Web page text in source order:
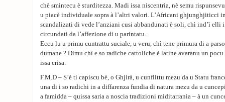
chè smintecu è sturditezza. Madi issa niscentria, nè semu
u piacè individuale sopra à l’altri valori. L’Africani ghjunghjiticci
scandalizati di vede l’anziani cusi abbandunati è soli, chì ind’ì elli
circundati da l’affezione di u parintatu.
Eccu lu u primu cuntrattu suciale, u veru, chì tene primura di a
dumane ? Dimu chì e so radiche cattoliche è latine avaranu un
issa crisa.
F.M.D – S’è ti capiscu bè, o Ghjirà, u cunflittu mezu da u Statu
una di i so radichi in a diffarenza fundia di natura mezu da u
a famidda – quissa saria a noscia tradizioni miditarrania – à un